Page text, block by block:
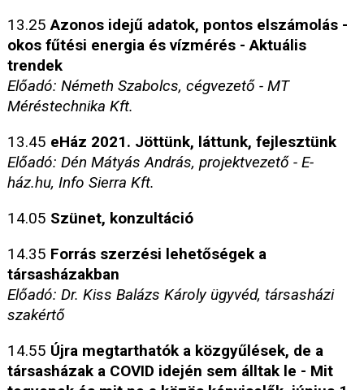
13.25Azonos idejű adatok, pontos elszámolás -
okos fűtési energia és vízmérés - Aktuális
trendek
Előadó: Németh Szabolcs, cégvezető - MT
Méréstechnika Kft.
13.45 eHáz 2021. Jöttünk, láttunk, fejlesztünk
Előadó: Dén Mátyás András, projektvezető - E-
ház.hu, Info Sierra Kft.
14.05 Szünet, konzultáció
14.35 Forrás szerzési lehetőségek a
társasházakban
Előadó: Dr. Kiss Balázs Károly ügyvéd, társasházi
szakértő
14.55 Újra megtarthatók a közgyűlések, de a
társasházak a COVID idején sem álltak le - Mit